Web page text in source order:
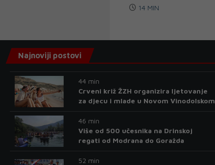
14 MIN
Najnoviji postovi
44 min
Crveni križ ŽZH organizira ljetovanje
za djecu i mlade u Novom Vinodolskom
46 min
Više od 500 učesnika na Drinskoj
regati od Modrana do Goražda
52 min